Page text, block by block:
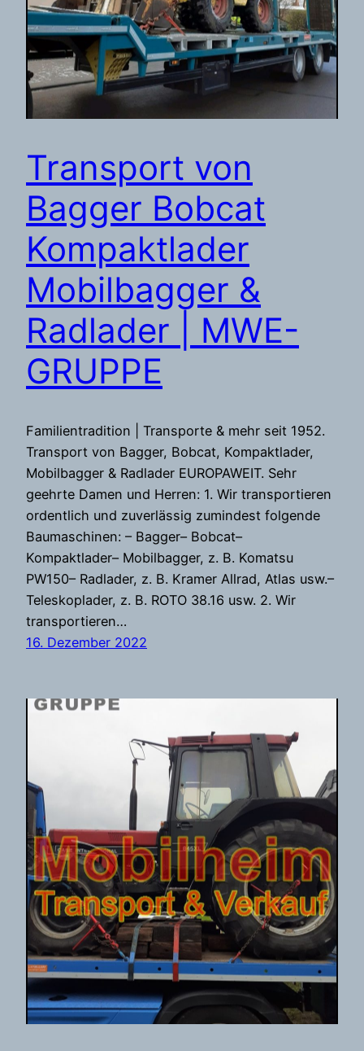
Transport von
Bagger Bobcat
Kompaktlader
Mobilbagger &
Radlader | MWE-
GRUPPE
Familientradition | Transporte & mehr seit 1952.
Transport von Bagger, Bobcat, Kompaktlader,
Mobilbagger & Radlader EUROPAWEIT. Sehr
geehrte Damen und Herren: 1. Wir transportieren
ordentlich und zuverlässig zumindest folgende
Baumaschinen: – Bagger– Bobcat–
Kompaktlader– Mobilbagger, z. B. Komatsu
PW150– Radlader, z. B. Kramer Allrad, Atlas usw.–
Teleskoplader, z. B. ROTO 38.16 usw. 2. Wir
transportieren…
16. Dezember 2022